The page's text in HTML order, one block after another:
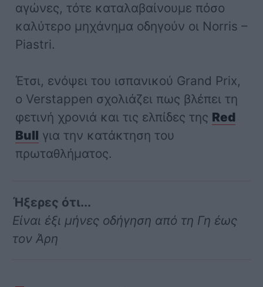
αγώνες, τότε καταλαβαίνουμε πόσο
καλύτερο μηχάνημα οδηγούν οι Norris –
Piastri.
Έτσι, ενόψει του ισπανικού Grand Prix,
ο Verstappen σχολιάζει πως βλέπει τη
φετινή χρονιά και τις ελπίδες της Red
Bull για την κατάκτηση του
πρωταθλήματος.
Ήξερες ότι...
Είναι έξι μήνες οδήγηση από τη Γη έως
τον Άρη